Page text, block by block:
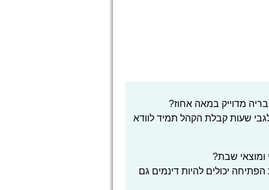
מדוייק במאה אחוז?
שעות קבלת הקהל תמיד לוודא
ומוצאי שבת?
יכולים להיות דינמים גם